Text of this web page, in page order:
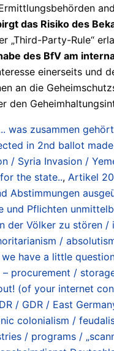
das Risiko des
„Third-Party-Rule“
des BfV am
einerseits und
an die
den
was zusammen gehört
in 2nd ballot
Syria Invasion /
the state.., Artikel
Abstimmungen
Pflichten
Völker zu stören
/
have a little
procurement /
(of your internet
/ GDR / East
colonialism /
/ programs /